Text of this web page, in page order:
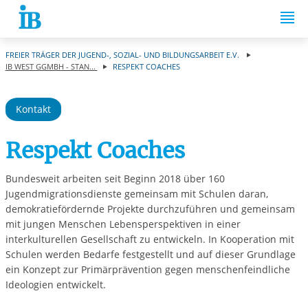
Springe zum Inhalt
FREIER TRÄGER DER JUGEND-, SOZIAL- UND BILDUNGSARBEIT E.V.
IB WEST GGMBH - STAN...
RESPEKT COACHES
Kontakt
Respekt Coaches
Bundesweit arbeiten seit Beginn 2018 über 160
Jugendmigrationsdienste gemeinsam mit Schulen daran,
demokratiefördernde Projekte durchzuführen und gemeinsam
mit jungen Menschen Lebensperspektiven in einer
interkulturellen Gesellschaft zu entwickeln. In Kooperation mit
Schulen werden Bedarfe festgestellt und auf dieser Grundlage
ein Konzept zur Primärprävention gegen menschenfeindliche
Ideologien entwickelt.